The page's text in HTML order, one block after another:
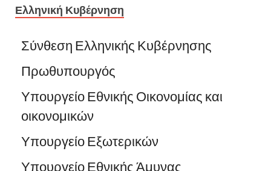
Ελληνική Κυβέρνηση
Σύνθεση Ελληνικής Κυβέρνησης
Πρωθυπουργός
Υπουργείο Εθνικής Οικονομίας και
οικονομικών
Υπουργείο Εξωτερικών
Υπουργείο Εθνικής Άμυνας